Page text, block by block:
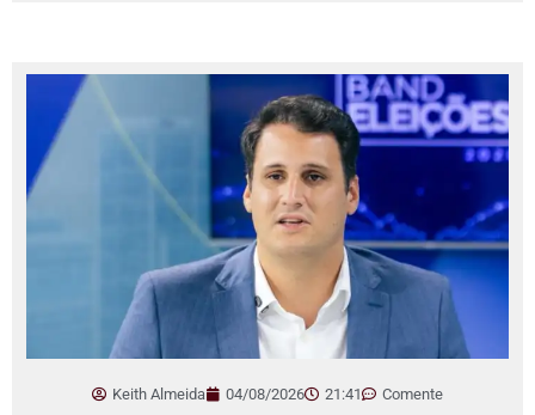
Keith Almeida 04/08/2026 21:41 Comente